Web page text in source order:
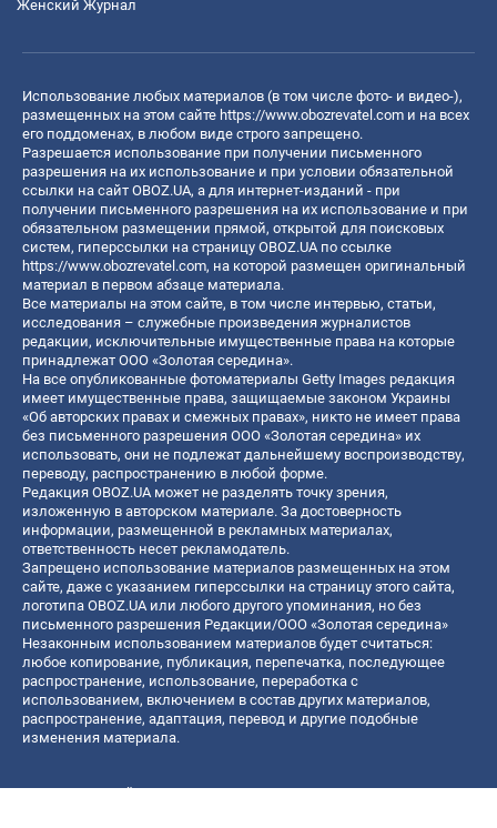
Женский Журнал
Использование любых материалов (в том числе фото- и видео-),
размещенных на этом сайте https://www.obozrevatel.com и на всех
его поддоменах, в любом виде строго запрещено.
Разрешается использование при получении письменного
разрешения на их использование и при условии обязательной
ссылки на сайт OBOZ.UA, а для интернет-изданий - при
получении письменного разрешения на их использование и при
обязательном размещении прямой, открытой для поисковых
систем, гиперссылки на страницу OBOZ.UA по ссылке
https://www.obozrevatel.com, на которой размещен оригинальный
материал в первом абзаце материала.
Все материалы на этом сайте, в том числе интервью, статьи,
исследования – служебные произведения журналистов
редакции, исключительные имущественные права на которые
принадлежат ООО «Золотая середина».
На все опубликованные фотоматериалы Getty Images редакция
имеет имущественные права, защищаемые законом Украины
«Об авторских правах и смежных правах», никто не имеет права
без письменного разрешения ООО «Золотая середина» их
использовать, они не подлежат дальнейшему воспроизводству,
переводу, распространению в любой форме.
Редакция OBOZ.UA может не разделять точку зрения,
изложенную в авторском материале. За достоверность
информации, размещенной в рекламных материалах,
ответственность несет рекламодатель.
Запрещено использование материалов размещенных на этом
сайте, даже с указанием гиперссылки на страницу этого сайта,
логотипа OBOZ.UA или любого другого упоминания, но без
письменного разрешения Редакции/ООО «Золотая середина»
Незаконным использованием материалов будет считаться:
любое копирование, публикация, перепечатка, последующее
распространение, использование, переработка с
использованием, включением в состав других материалов,
распространение, адаптация, перевод и другие подобные
изменения материала.
Название онлайн медиа — «OBOZ.UA»